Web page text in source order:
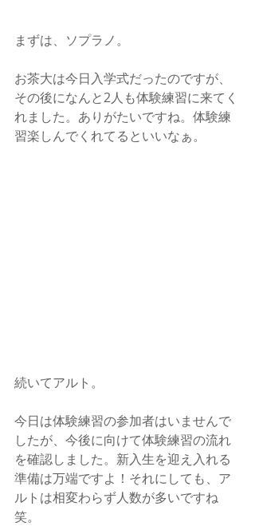
まずは、ソプラノ。
お茶大は今日入学式だったのですが、
その後になんと2人も体験練習に来てく
れました。ありがたいですね。体験練
習楽しんでくれてるといいなぁ。
続いてアルト。
今日は体験練習の参加者はいませんで
したが、今後に向けて体験練習の流れ
を確認しました。新入生を迎え入れる
準備は万端ですよ！それにしても、ア
ルトは相変わらず人数が多いですね
笑。